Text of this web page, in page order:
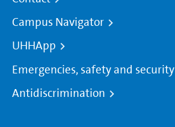
Campus Navigator
UHHApp
Emergencies, safety and security
Antidiscrimination